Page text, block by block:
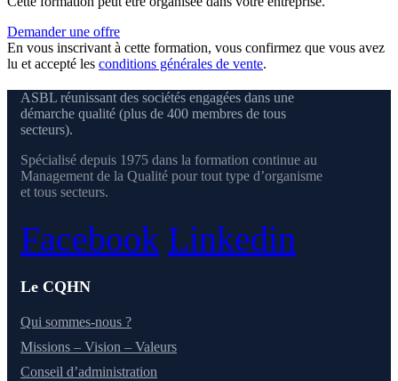
Demander une offre
En vous inscrivant à cette formation, vous confirmez que vous avez
lu et accepté les conditions générales de vente.
ASBL réunissant des sociétés engagées dans une
démarche qualité (plus de 400 membres de tous
secteurs).
Spécialisé depuis 1975 dans la formation continue au
Management de la Qualité pour tout type d’organisme
et tous secteurs.
Facebook Linkedin
Le CQHN
Qui sommes-nous ?
Missions – Vision – Valeurs
Conseil d’administration